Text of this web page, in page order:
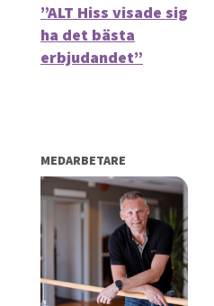
”ALT Hiss visade sig
ha det bästa
erbjudandet”
MEDARBETARE